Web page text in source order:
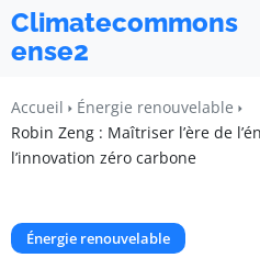
Climatecommons
ense2
Accueil
Énergie renouvelable
Robin Zeng : Maîtriser l’ère de
l’innovation zéro carbone
Énergie renouvelable